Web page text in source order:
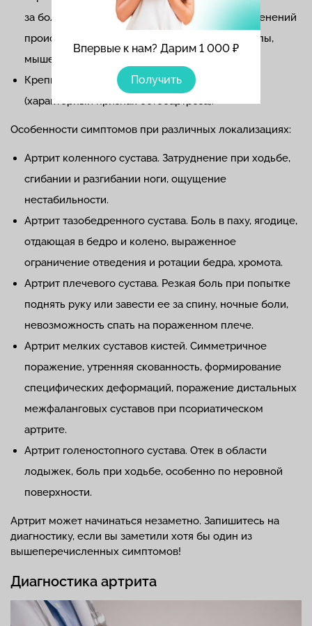
Впервые к нам? Дарим 1 000 ₽
Получить
за боли и отека, затем из-за необратимых изменений
происходит разрушение хряща, фиброз капсулы,
мышечная атрофия.
Крепитация (хруст, треск) при движениях
(характерный признак остеоартроза).
Особенности симптомов при различных локализациях:
Артрит коленного сустава. Затруднение при ходьбе,
сгибании и разгибании ноги, ощущение
нестабильности.
Артрит тазобедренного сустава. Боль в паху, ягодице,
отдающая в бедро и колено, выраженное
ограничение отведения и ротации бедра, хромота.
Артрит плечевого сустава. Резкая боль при попытке
поднять руку или завести ее за спину, ночные боли,
невозможность спать на пораженном плече.
Артрит мелких суставов кистей. Симметричное
поражение, утренняя скованность, формирование
специфических деформаций, поражение дистальных
межфаланговых суставов при псориатическом
артрите.
Артрит голеностопного сустава. Отек в области
лодыжек, боль при ходьбе, особенно по неровной
поверхности.
Артрит может начинаться незаметно. Запишитесь на
диагностику, если вы заметили хотя бы один из
вышеперечисленных симптомов!
Диагностика артрита